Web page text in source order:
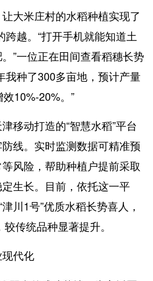
米庄村的水稻种植实现了
跨越。“打开手机就能知道土
”一位正在田间查看稻穗长势
我种了300多亩地，预计产量
10%-20%。”
动打造的“智慧水稻”平台
线。实时监测数据可精准预
风险，帮助种植户提前采取
生长。目前，依托这一平
川1号”优质水稻长势喜人，
传统品种显著提升。
代化